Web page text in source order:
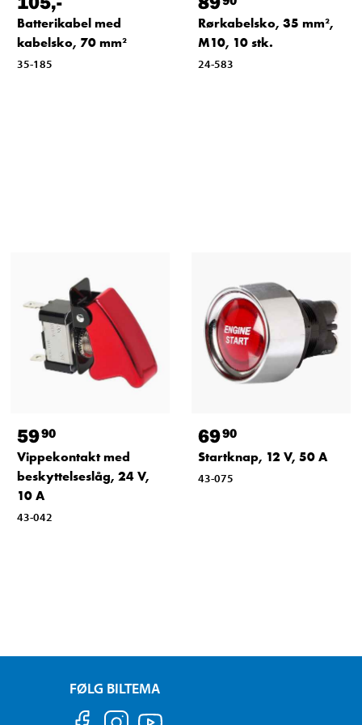
Batterikabel med
kabelsko, 70 mm²
35-185
Rørkabelsko, 35 mm²,
M10, 10 stk.
24-583
5990
Vippekontakt med
beskyttelseslåg, 24 V,
10 A
43-042
6990
Startknap, 12 V, 50 A
43-075
FØLG BILTEMA